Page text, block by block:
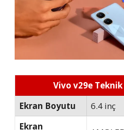
Vivo v29e
Ekran Boyutu
6.4 inç
Ekran